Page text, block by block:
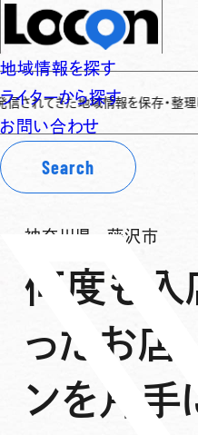
地域情報を探す
ライターから探す
お問い合わせ
Search
報を保存・整理し、継続的に提供
神奈川県 藤沢市
何度も入
ったお店
ンを片手